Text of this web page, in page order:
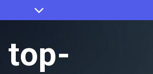
top-